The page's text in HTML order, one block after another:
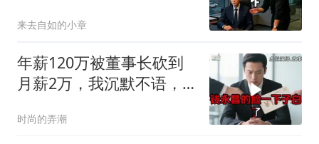
来去自如的小章
年薪120万被董事长砍到
月薪2万，我沉默不语，
我
时尚的弄潮